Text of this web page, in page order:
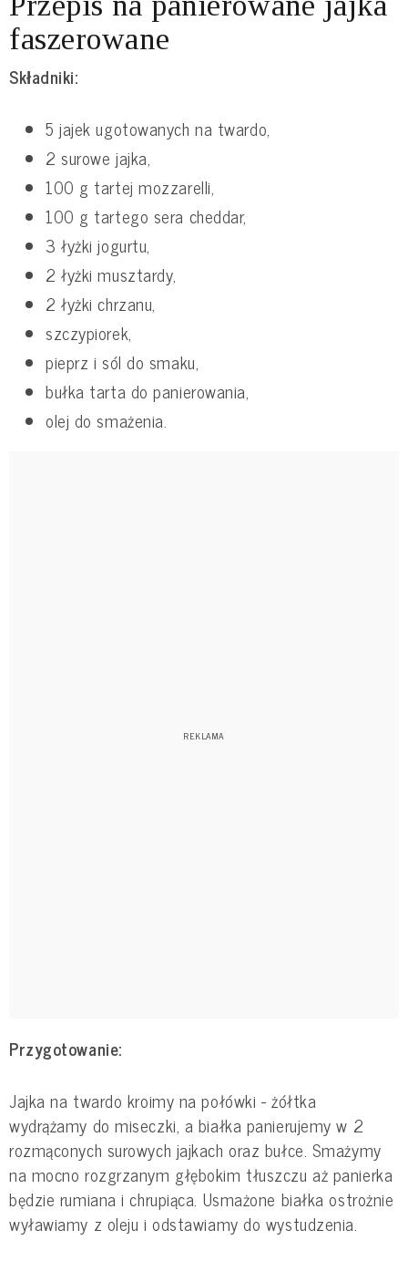
faszerowane
Składniki:
5 jajek ugotowanych na twardo,
2 surowe jajka,
100 g tartej mozzarelli,
100 g tartego sera cheddar,
3 łyżki jogurtu,
2 łyżki musztardy,
2 łyżki chrzanu,
szczypiorek,
pieprz i sól do smaku,
bułka tarta do panierowania,
olej do smażenia.
Przygotowanie:
Jajka na twardo kroimy na połówki - żółtka
wydrążamy do miseczki, a białka panierujemy w 2
rozmąconych surowych jajkach oraz bułce. Smażymy
na mocno rozgrzanym głębokim tłuszczu aż panierka
będzie rumiana i chrupiąca. Usmażone białka ostrożnie
wyławiamy z oleju i odstawiamy do wystudzenia.